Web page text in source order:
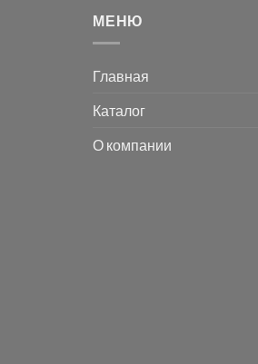
МЕНЮ
Главная
Каталог
О компании